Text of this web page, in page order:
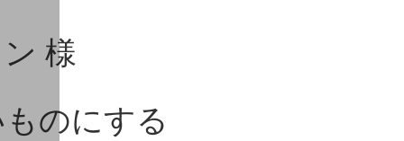
様
のにする